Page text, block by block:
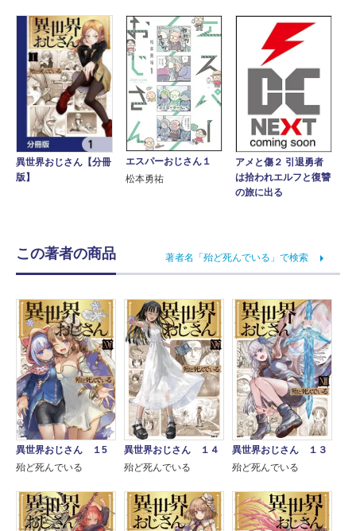
異世界おじさん【分冊
版】
エスパーおじさん１
松本勇祐
アメと傷２ 引退勇者
は拾われエルフと復讐
の旅に出る
この著者の商品 著者名「殆ど死んでいる」で検索
異世界おじさん １5
殆ど死んでいる
異世界おじさん １４
殆ど死んでいる
異世界おじさん １３
殆ど死んでいる